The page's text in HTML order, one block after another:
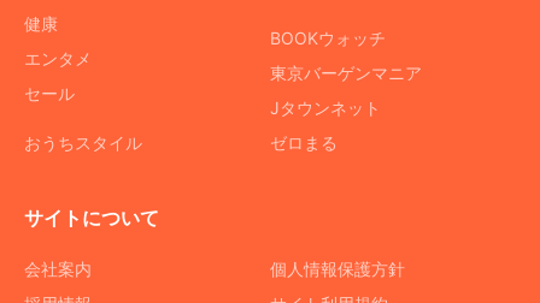
健康
エンタメ
セール
おうちスタイル
BOOKウォッチ
東京バーゲンマニア
Jタウンネット
ゼロまる
サイトについて
会社案内
個人情報保護方針